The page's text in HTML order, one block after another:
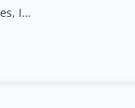
Poligono Ca Na Palava,Calle del Vidrier,Santa Eulalia 07819,Islas Baleares, Ibiza, Balearic Islands